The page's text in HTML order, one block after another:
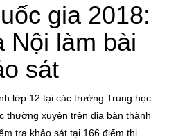
gia 2018:
Nội làm bài
sát
lớp 12 tại các trường Trung học
thường xuyên trên địa bàn thành
tra khảo sát tại 166 điểm thi.